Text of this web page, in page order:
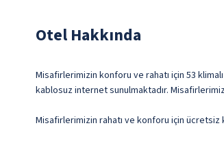
Otel Hakkında
Misafirlerimizin konforu ve rahatı için 53
kablosuz internet sunulmaktadır.
Misafirlerimizin rahatı ve konforu için